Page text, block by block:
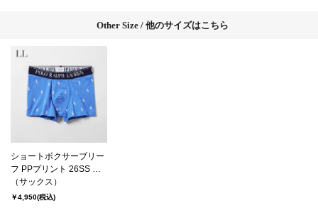
Other Size / 他のサイズはこちら
ショートボクサーブリー
フ PPプリント 26SS ポ
ロ ラルフ ローレン【前
閉じ】(RM3-B101S）
（サックス）
￥4,950(税込)